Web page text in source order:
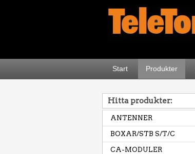
Start Produkter
Hitta produkter:
ANTENNER
BOXAR/STB S/T/C
CA-MODULER